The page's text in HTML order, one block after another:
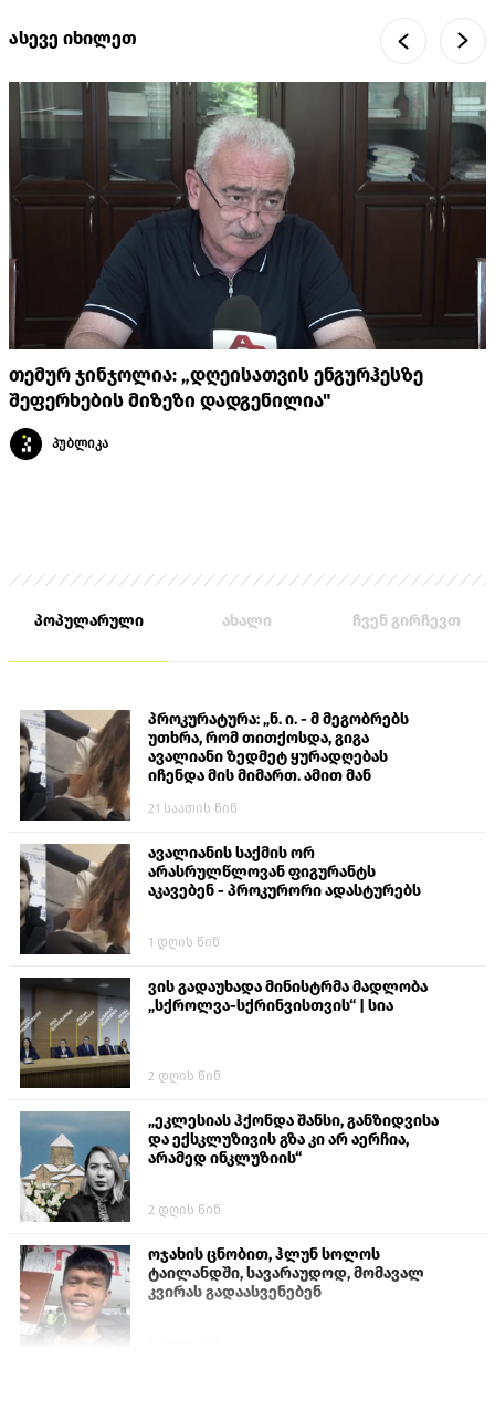
ასევე იხილეთ
თემურ ჯინჯოლია: „დღეისათვის ენგურჰესზე
შეფერხების მიზეზი დადგენილია"
პუბლიკა
პოპულარული ახალი ჩვენ გირჩევთ
პროკურატურა: „ნ. ი. - მ მეგობრებს
უთხრა, რომ თითქოსდა, გიგა
ავალიანი ზედმეტ ყურადღებას
იჩენდა მის მიმართ. ამით მან
თავს დასხმოდა გიგა ავალიანს“
21 საათის წინ
ავალიანის საქმის ორ
არასრულწლოვან ფიგურანტს
აკავებენ - პროკურორი ადასტურებს
1 დღის წინ
ვის გადაუხადა მინისტრმა მადლობა
„სქროლვა-სქრინვისთვის“ | სია
2 დღის წინ
„ეკლესიას ჰქონდა შანსი, განზიდვისა
და ექსკლუზივის გზა კი არ აერჩია,
არამედ ინკლუზიის“
2 დღის წინ
ოჯახის ცნობით, ჰლუნ სოლოს
ტაილანდში, სავარაუდოდ, მომავალ
კვირას გადაასვენებენ